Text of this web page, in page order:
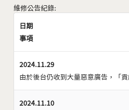
維修公告紀錄:
日期
事項
2024.11.29
由於後台仍收到大量惡意廣告，「
2024.11.10